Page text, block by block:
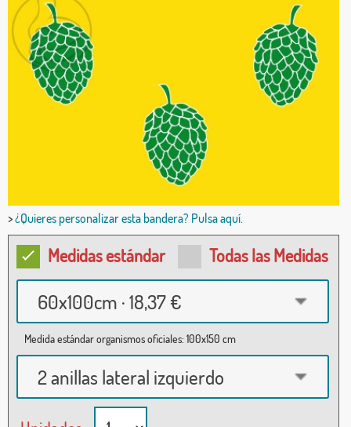
>¿Quieres personalizar esta bandera? Pulsa aquí.
Medidas estándar Todas las Medidas
60x100cm · 18,37 €
Medida estándar organismos oficiales: 100x150 cm
2 anillas lateral izquierdo